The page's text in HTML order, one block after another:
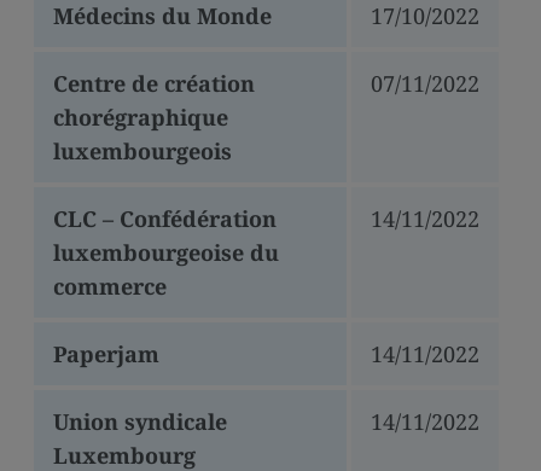
Médecins du Monde 17/10/2022
Centre de création
chorégraphique
luxembourgeois
07/11/2022
CLC – Confédération
luxembourgeoise du
commerce
14/11/2022
Paperjam 14/11/2022
Union syndicale
Luxembourg
14/11/2022